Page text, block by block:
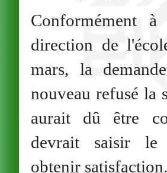
Conformément
direction de
mars, la
nouveau refusé la
aurait dû être
devrait saisir le
obtenir satisfaction.